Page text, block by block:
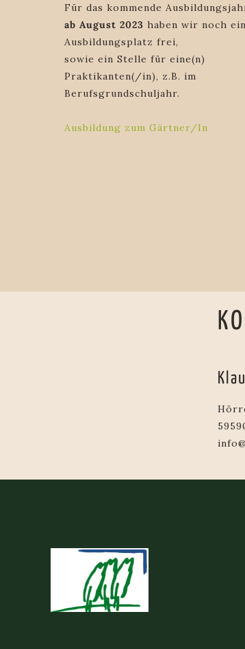
Für das kommende
ab August 2023 haben wir noch
Ausbildungsplatz frei,
sowie ein Stelle für eine(n)
Praktikanten(/in), z.B. im
Berufsgrundschuljahr.
Ausbildung zum Gärtner/In